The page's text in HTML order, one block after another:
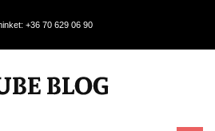
+36 70 629 06 90